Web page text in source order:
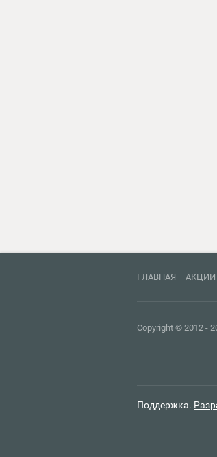
ГЛАВНАЯ АКЦИИ
Copyright © 2012 -
Поддержка.